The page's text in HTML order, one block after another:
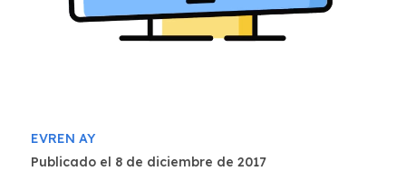
EVREN AY
Publicado el 8 de diciembre de 2017